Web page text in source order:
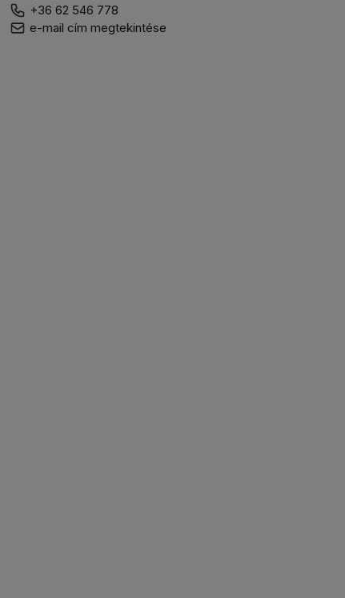
+36 62 546 778
e-mail cím megtekintése